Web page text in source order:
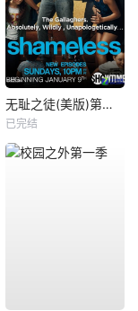
无耻之徒(美版)第一季
已完结